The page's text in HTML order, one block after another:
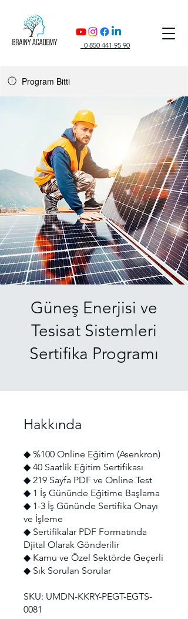
0 850 441 95 90
Program Bitti
Güneş Enerjisi ve
Tesisat Sistemleri
Sertifika Programı
Hakkında
◆ %100 Online Eğitim (Asenkron)
◆ 40 Saatlik Eğitim Sertifikası
◆ 219 Sayfa PDF ve Online Test
◆ 1 İş Gününde Eğitime Başlama
◆ 1-3 İş Gününde Sertifika Onayı
ve İşleme
◆ Sertifikalar PDF Formatında
Djital Olarak Gönderilir
◆ Kamu ve Özel Sektörde Geçerli
◆ Sık Sorulan Sorular
SKU: UMDN-KKRY-PEGT-EGTS-
0081